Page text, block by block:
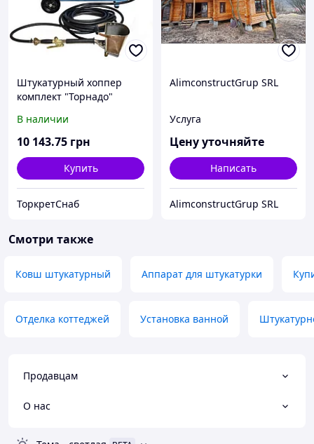
Штукатурный хоппер
комплект "Торнадо"
В наличии
10 143.75 грн
Купить
ТоркретСнаб
AlimconstructGrup SRL
Услуга
Цену уточняйте
Написать
AlimconstructGrup SRL
Смотри также
Ковш штукатурный Аппарат для штукатурки
Отделка коттеджей Установка ванной
Продавцам
О нас